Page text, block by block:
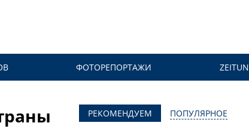
ФОТОРЕПОРТАЖИ
РЕКОМЕНДУЕМ ПОПУЛЯРНОЕ